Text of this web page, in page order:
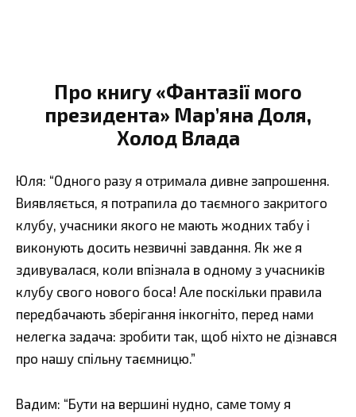
Про книгу «Фантазії мого
президента» Мар’яна Доля,
Холод Влада
Юля: “Одного разу я отримала дивне запрошення.
Виявляється, я потрапила до таємного закритого
клубу, учасники якого не мають жодних табу і
виконують досить незвичні завдання. Як же я
здивувалася, коли впізнала в одному з учасників
клубу свого нового боса! Але поскільки правила
передбачають зберігання інкогніто, перед нами
нелегка задача: зробити так, щоб ніхто не дізнався
про нашу спільну таємницю.”
Вадим: “Бути на вершині нудно, саме тому я